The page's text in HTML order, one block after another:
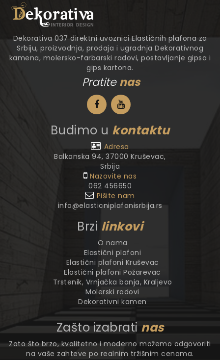
Dekorativa 037 direktni uvoznici Elastičnih plafona za
Srbiju, proizvodnja, prodaja i ugradnja Dekorativnog
kamena, molersko-farbarski radovi, postavljanje gipsa i
gips kartona.
Pratitenas
Budimo u kontaktu
Adresa
Balkanska 94, 37000 Kruševac,
Srbija
Nazovite nas
062 456650
Pišite nam
info@elasticniplafonisrbija.rs
Brzi linkovi
O nama
Elastični plafoni
Elastični plafoni Kruševac
Elastični plafoni Požarevac
Trstenik, Vrnjačka banja, Kraljevo
Molerski radovi
Dekorativni kamen
Zašto izabrati nas
Zato što brzo, kvalitetno i moderno možemo odgovoriti
na vaše zahteve po realnim tržišnim cenama.